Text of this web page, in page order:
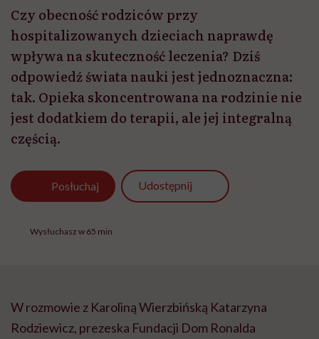
Czy obecność rodziców przy
hospitalizowanych dzieciach naprawdę
wpływa na skuteczność leczenia? Dziś
odpowiedź świata nauki jest jednoznaczna:
tak. Opieka skoncentrowana na rodzinie nie
jest dodatkiem do terapii, ale jej integralną
częścią.
Posłuchaj Udostępnij
Wysłuchasz w 65 min
W rozmowie z Karoliną Wierzbińską Katarzyna
Rodziewicz, prezeska Fundacji Dom Ronalda